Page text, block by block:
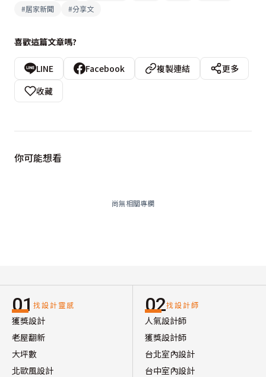
#居家新聞 #分享文
喜歡這篇文章嗎?
LINE Facebook 複製連結
更多
收藏
你可能想看
尚無相關專欄
01 找設計靈感
獲獎設計
老屋翻新
大坪數
北歐風設計
02找設計師
人氣設計師
獲獎設計師
台北室內設計
台中室內設計